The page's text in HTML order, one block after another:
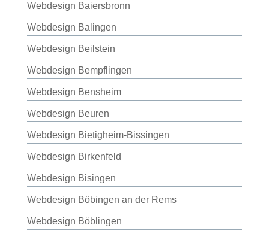
Webdesign Baiersbronn
Webdesign Balingen
Webdesign Beilstein
Webdesign Bempflingen
Webdesign Bensheim
Webdesign Beuren
Webdesign Bietigheim-Bissingen
Webdesign Birkenfeld
Webdesign Bisingen
Webdesign Böbingen an der Rems
Webdesign Böblingen